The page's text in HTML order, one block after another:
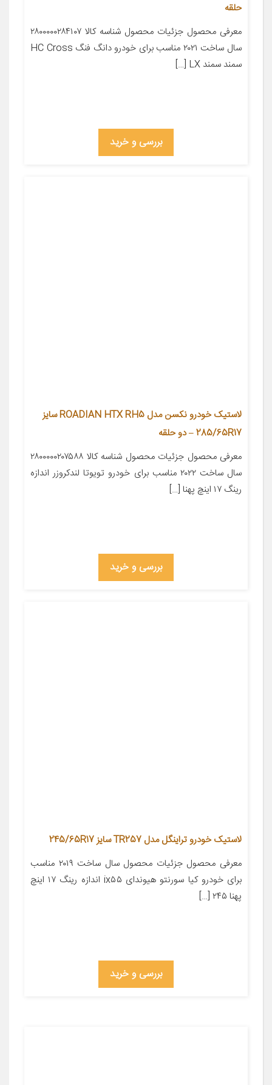
حلقه
معرفی محصول جزئیات محصول شناسه کالا ۲۸۰۰۰۰۰۲۸۴۱۰۷
سال ساخت ۲۰۲۱ مناسب برای خودرو دانگ فنگ HC Cross
سمند سمند LX […]
بررسی و خرید
لاستیک خودرو نکسن مدل ROADIAN HTX RH5 سایز
285/65R17 – دو حلقه
معرفی محصول جزئیات محصول شناسه کالا ۲۸۰۰۰۰۰۲۰۷۵۸۸
سال ساخت ۲۰۲۲ مناسب برای خودرو تویوتا لندکروزر اندازه
رینگ ۱۷ اینچ پهنا […]
بررسی و خرید
لاستیک خودرو تراینگل مدل TR257 سایز 245/65R17
معرفی محصول جزئیات محصول سال ساخت ۲۰۱۹ مناسب
برای خودرو کیا سورنتو هیوندای ix۵۵ اندازه رینگ ۱۷ اینچ
پهنا ۲۴۵ […]
بررسی و خرید